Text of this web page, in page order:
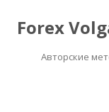
Forex
Авторские